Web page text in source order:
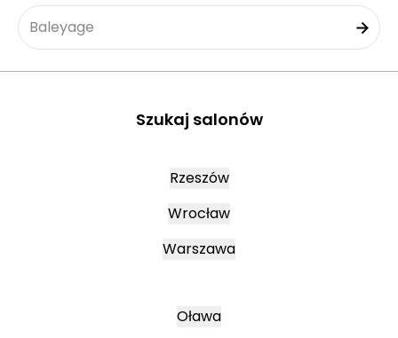
Baleyage
Szukaj salonów
Rzeszów
Wrocław
Warszawa
Oława